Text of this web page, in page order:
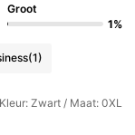
Groot
1%
(1)
Kleur: Zwart / Maat: 0XL